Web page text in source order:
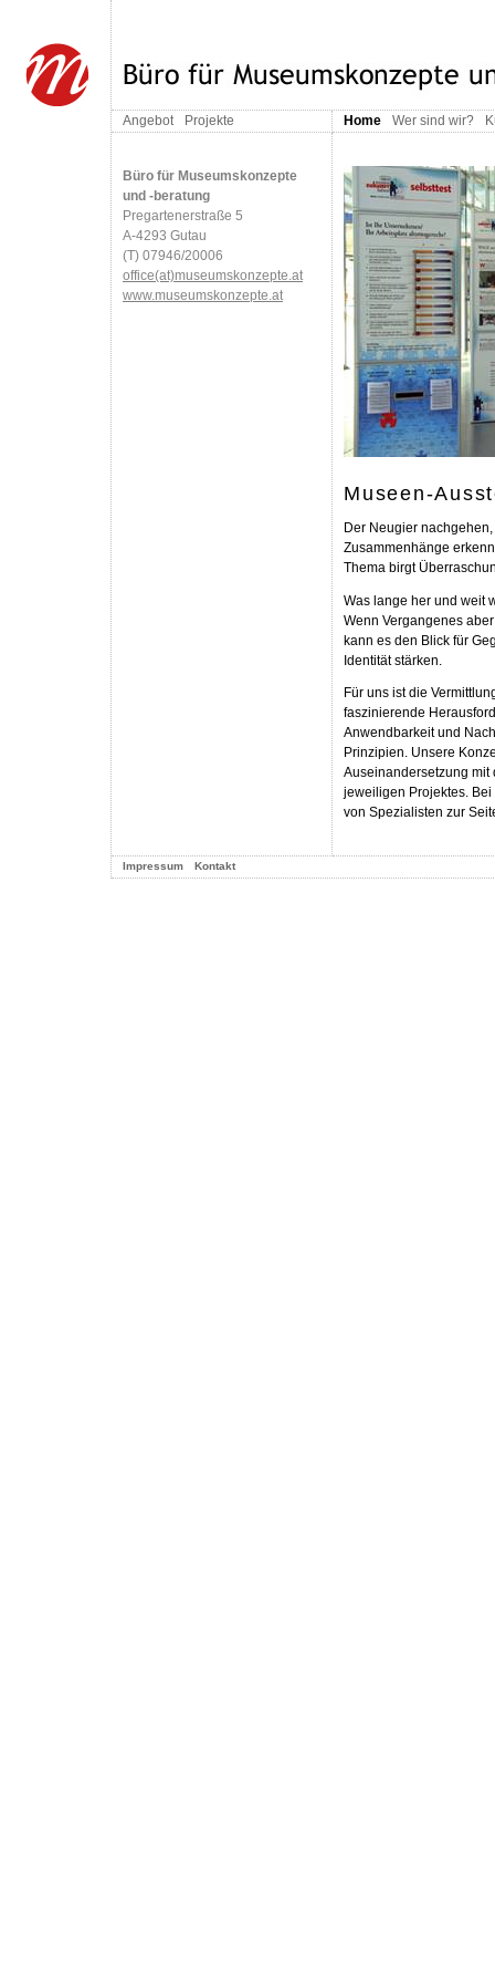
Angebot Projekte Home Wer sind wir?
Büro für Museumskonzepte
und -beratung
Pregartenerstraße 5
A-4293 Gutau
(T) 07946/20006
office(at)museumskonzepte.at
www.museumskonzepte.at
Museen-
Der Neugier
Zusammenhänge
Thema birgt
Was lange her und weit
Wenn Vergangenes
kann es den Blick für
Identität stärken.
Für uns ist die
faszinierende
Anwendbarkeit und
Prinzipien. Unsere
Auseinandersetzung mit
jeweiligen Projektes.
von Spezialisten zur
Impressum Kontakt